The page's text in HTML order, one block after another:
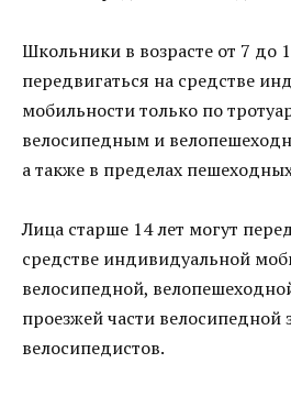
Школьники в возрасте от 7 до
передвигаться на средстве
мобильности только по
велосипедным и
а также в пределах
Лица старше 14 лет могут
средстве индивидуальной
велосипедной,
проезжей части велосипедной
велосипедистов.